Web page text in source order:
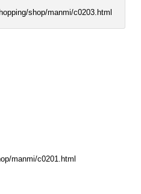
shop/manmi/c0203.html
manmi/c0201.html